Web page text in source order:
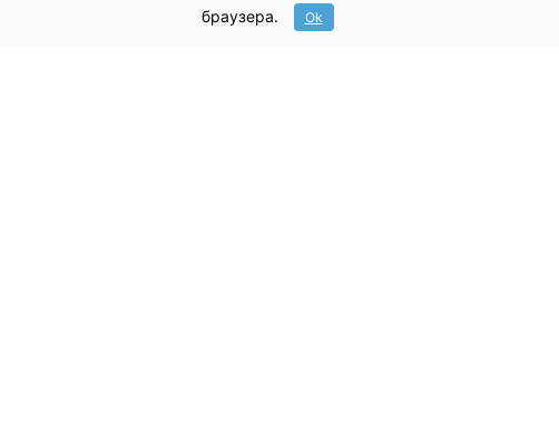
сердечка, 85 гр.
браузера.
Ok